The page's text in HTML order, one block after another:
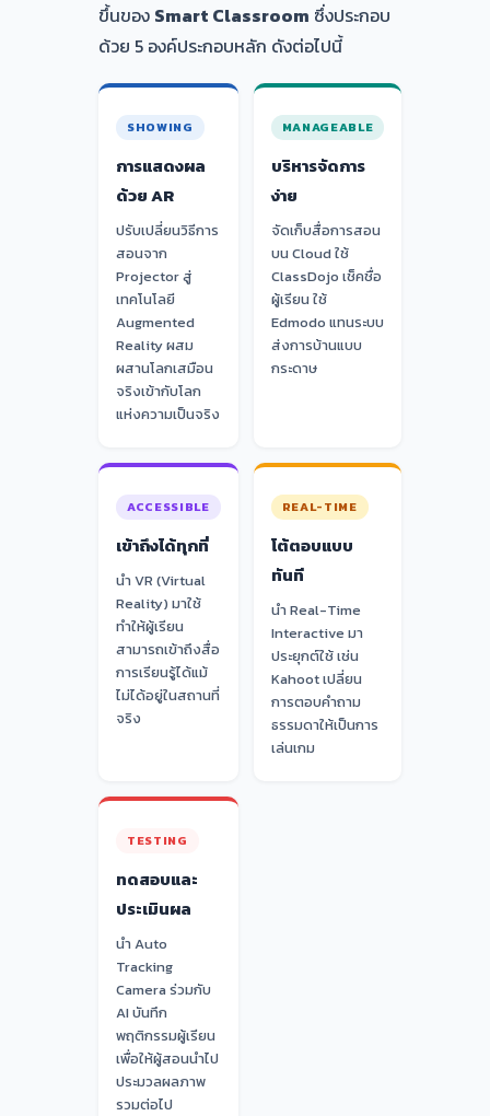
ขึ้นของ Smart Classroom ซึ่งประกอบ
ด้วย 5 องค์ประกอบหลัก ดังต่อไปนี้
SHOWING
การแสดงผล
ด้วย AR
ปรับเปลี่ยนวิธีการ
สอนจาก
Projector สู่
เทคโนโลยี
Augmented
Reality ผสม
ผสานโลกเสมือน
จริงเข้ากับโลก
แห่งความเป็นจริง
MANAGEABLE
บริหารจัดการ
ง่าย
จัดเก็บสื่อการสอน
บน Cloud ใช้
ClassDojo เช็คชื่อ
ผู้เรียน ใช้
Edmodo แทนระบบ
ส่งการบ้านแบบ
กระดาษ
ACCESSIBLE
เข้าถึงได้ทุกที่
นำ VR (Virtual
Reality) มาใช้
ทำให้ผู้เรียน
สามารถเข้าถึงสื่อ
การเรียนรู้ได้แม้
ไม่ได้อยู่ในสถานที่
จริง
REAL-TIME
โต้ตอบแบบ
ทันที
นำ Real-Time
Interactive มา
ประยุกต์ใช้ เช่น
Kahoot เปลี่ยน
การตอบคำถาม
ธรรมดาให้เป็นการ
เล่นเกม
TESTING
ทดสอบและ
ประเมินผล
นำ Auto
Tracking
Camera ร่วมกับ
AI บันทึก
พฤติกรรมผู้เรียน
เพื่อให้ผู้สอนนำไป
ประมวลผลภาพ
รวมต่อไป